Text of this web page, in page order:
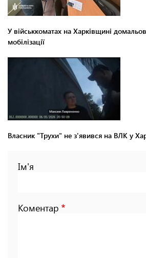
У військкоматах на Харківщині
мобілізації
Власник "Трухи" не з'явився на ВЛК у
Ім'я
Коментар